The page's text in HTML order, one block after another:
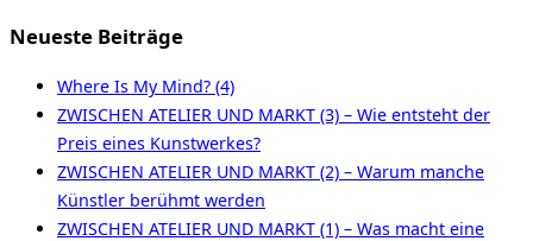
Neueste Beiträge
Where Is My Mind? (4)
ZWISCHEN ATELIER UND MARKT (3) – Wie entsteht der
Preis eines Kunstwerkes?
ZWISCHEN ATELIER UND MARKT (2) – Warum manche
Künstler berühmt werden
ZWISCHEN ATELIER UND MARKT (1) – Was macht eine